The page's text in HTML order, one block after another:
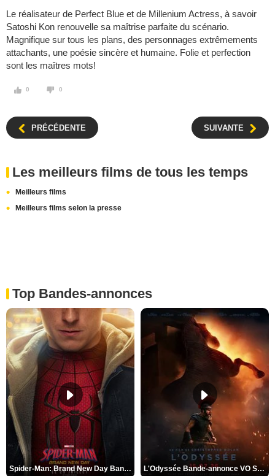
Le réalisateur de Perfect Blue et de Millenium Actress, à savoir
Satoshi Kon renouvelle sa maîtrise parfaite du scénario.
Magnifique sur tous les plans, des personnages extrêmements
attachants, une poésie sincère et humaine. Folie et perfection
sont les maîtres mots!
0 0
PRÉCÉDENTE SUIVANTE
Les meilleurs films de tous les temps
Meilleurs films
Meilleurs films selon la presse
Top Bandes-annonces
Spider-Man: Brand New Day Bande-annonce VO STFR L'Odyssée Bande-annonce VO STFR